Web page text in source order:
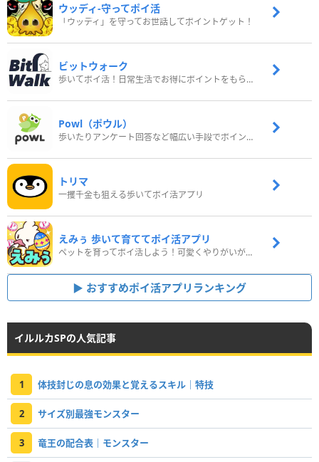
ウッディ‐守ってポイ活
「ウッディ」を守ってお世話してポイントゲット！
ビットウォーク
歩いてポイ活！日常生活でお得にポイントをもらおう
Powl（ポウル）
歩いたりアンケート回答など幅広い手段でポイントをゲット
トリマ
一攫千金も狙える歩いてポイ活アプリ
えみぅ 歩いて育ててポイ活アプリ
ペットを育ってポイ活しよう！可愛くやりがいがある新感覚アプリ
おすすめポイ活アプリランキング
イルルカSPの人気記事
1 体技封じの息の効果と覚えるスキル｜特技
2 サイズ別最強モンスター
3 竜王の配合表｜モンスター